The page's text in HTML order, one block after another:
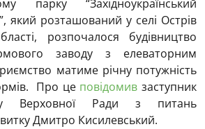
парку “Західноукраїнський
який розташований у селі Острів
розпочалося будівництво
заводу з елеваторним
матиме річну потужність
Про це повідомив заступник
Верховної Ради з питань
Дмитро Кисилевський.